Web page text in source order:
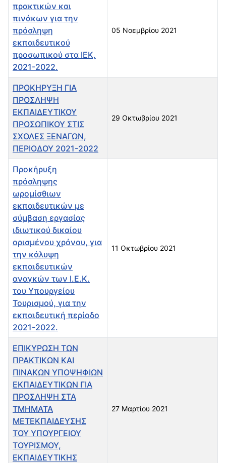
πρακτικών και
πινάκων για την
πρόσληψη
εκπαιδευτικού
προσωπικού στα ΙΕΚ,
2021-2022.
05 Νοεμβρίου 2021
ΠΡΟΚΗΡΥΞΗ ΓΙΑ
ΠΡΟΣΛΗΨΗ
ΕΚΠΑΙΔΕΥΤΙΚΟΥ
ΠΡΟΣΩΠΙΚΟΥ ΣΤΙΣ
ΣΧΟΛΕΣ ΞΕΝΑΓΩΝ,
ΠΕΡΙΟΔΟΥ 2021-2022
29 Οκτωβρίου 2021
Προκήρυξη
πρόσληψης
ωρομίσθιων
εκπαιδευτικών με
σύμβαση εργασίας
ιδιωτικού δικαίου
ορισμένου χρόνου, για
την κάλυψη
εκπαιδευτικών
αναγκών των I.E.K.
του Υπουργείου
Τουρισμού, για την
εκπαιδευτική περίοδο
2021-2022.
11 Οκτωβρίου 2021
ΕΠΙΚΥΡΩΣΗ ΤΩΝ
ΠΡΑΚΤΙΚΩΝ ΚΑΙ
ΠΙΝΑΚΩΝ ΥΠΟΨΗΦΙΩΝ
ΕΚΠΑΙΔΕΥΤΙΚΩΝ ΓΙΑ
ΠΡΟΣΛΗΨΗ ΣΤΑ
ΤΜΗΜΑΤΑ
ΜΕΤΕΚΠΑΙΔΕΥΣΗΣ
ΤΟΥ ΥΠΟΥΡΓΕΙΟΥ
ΤΟΥΡΙΣΜΟΥ,
ΕΚΠΑΙΔΕΥΤΙΚΗΣ
27 Μαρτίου 2021